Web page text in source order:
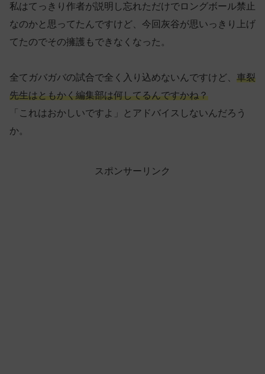
私はてっきり作者が説明し忘れただけでロングボール禁止
なのかと思ってたんですけど、今回灰谷が思いっきり上げ
てたのでその擁護もできなくなった。
全てガバガバの試合で全く入り込めないんですけど、 車裂
先生はともかく編集部は何してるんですかね？
「これはおかしいですよ」とアドバイスしないんだろう
か。
スポンサーリンク